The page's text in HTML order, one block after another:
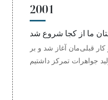
2001
ما از کجا شروع شد
قبلی‌مان آغاز شد و بر